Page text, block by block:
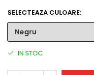
SELECTEAZA CULOARE:
IN STOC